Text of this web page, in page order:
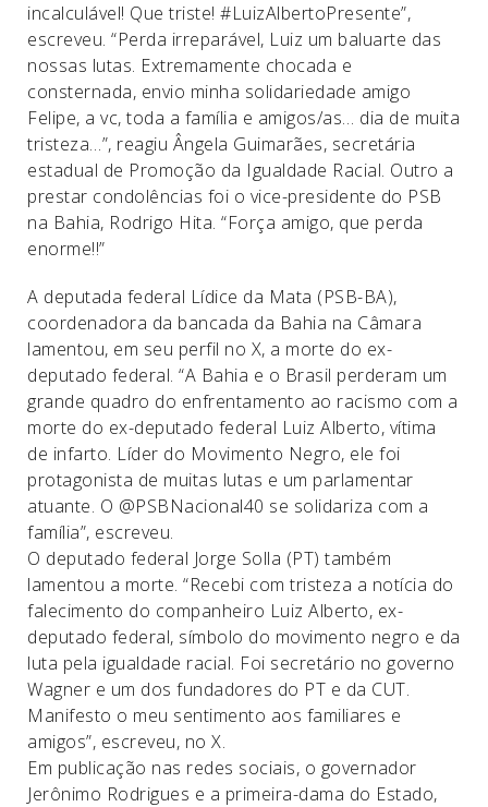
incalculável! Que triste! #LuizAlbertoPresente”,
escreveu. “Perda irreparável, Luiz um baluarte das
nossas lutas. Extremamente chocada e
consternada, envio minha solidariedade amigo
Felipe, a vc, toda a família e amigos/as… dia de muita
tristeza…”, reagiu Ângela Guimarães, secretária
estadual de Promoção da Igualdade Racial. Outro a
prestar condolências foi o vice-presidente do PSB
na Bahia, Rodrigo Hita. “Força amigo, que perda
enorme!!”
A deputada federal Lídice da Mata (PSB-BA),
coordenadora da bancada da Bahia na Câmara
lamentou, em seu perfil no X, a morte do ex-
deputado federal. “A Bahia e o Brasil perderam um
grande quadro do enfrentamento ao racismo com a
morte do ex-deputado federal Luiz Alberto, vítima
de infarto. Líder do Movimento Negro, ele foi
protagonista de muitas lutas e um parlamentar
atuante. O @PSBNacional40 se solidariza com a
família”, escreveu.
O deputado federal Jorge Solla (PT) também
lamentou a morte. “Recebi com tristeza a notícia do
falecimento do companheiro Luiz Alberto, ex-
deputado federal, símbolo do movimento negro e da
luta pela igualdade racial. Foi secretário no governo
Wagner e um dos fundadores do PT e da CUT.
Manifesto o meu sentimento aos familiares e
amigos”, escreveu, no X.
Em publicação nas redes sociais, o governador
Jerônimo Rodrigues e a primeira-dama do Estado,